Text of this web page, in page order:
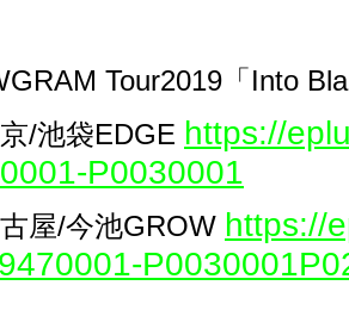
Tour2019「Into
/池袋EDGE https://
P0030001
屋/今池GROW https://